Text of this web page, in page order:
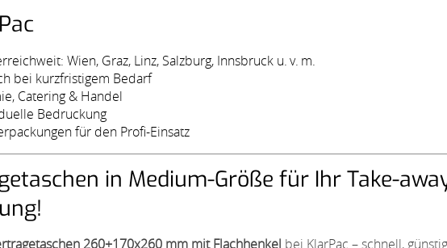
Wien, Graz, Linz, Salzburg, Innsbruck u. v. m.
bei kurzfristigem Bedarf
Catering & Handel
Bedruckung
für den Profi-Einsatz
in Medium-Größe für Ihr Take-
260+170x260 mm mit Flachhenkel bei KlarPac – schnell,